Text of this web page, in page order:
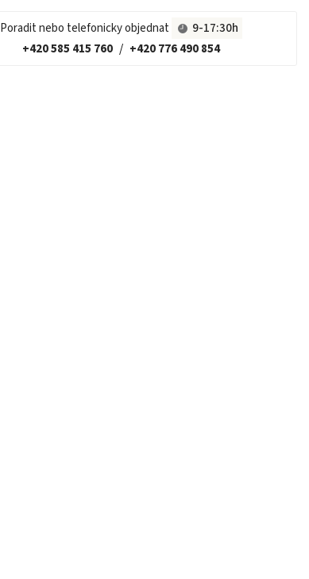
Poradit nebo telefonicky objednat
9-17:30h
+420 585 415 760 / +420 776 490 854